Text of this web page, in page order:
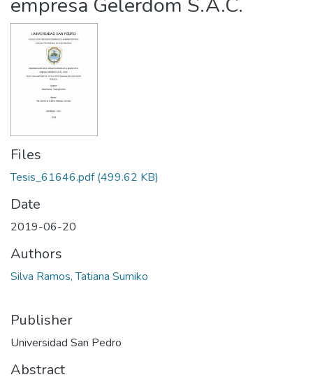
Files
Tesis_61646.pdf(499.62 KB)
Date
2019-06-20
Authors
Silva Ramos, Tatiana Sumiko
Publisher
Universidad San Pedro
Abstract